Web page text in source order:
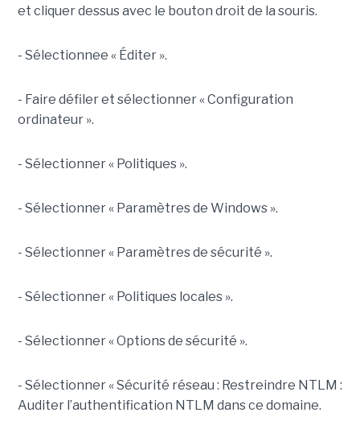
et cliquer dessus avec le bouton droit de la souris.
- Sélectionnee « Éditer ».
- Faire défiler et sélectionner « Configuration
ordinateur ».
- Sélectionner « Politiques ».
- Sélectionner « Paramètres de Windows ».
- Sélectionner « Paramètres de sécurité ».
- Sélectionner « Politiques locales ».
- Sélectionner « Options de sécurité ».
- Sélectionner « Sécurité réseau : Restreindre NTLM :
Auditer l’authentification NTLM dans ce domaine.